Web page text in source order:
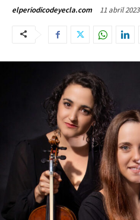
elperiodicodeyecla.com 11 abril 2023